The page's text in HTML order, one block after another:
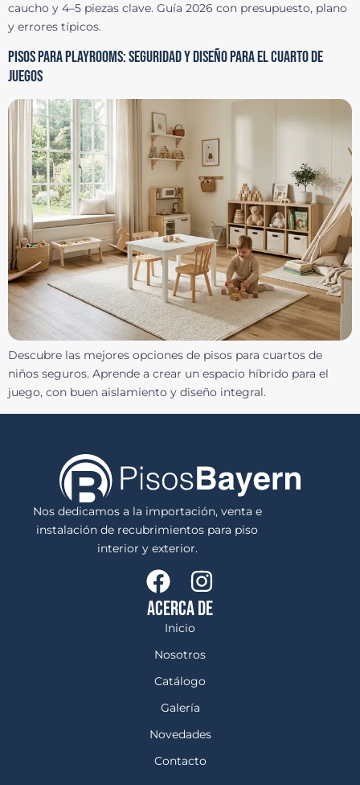
caucho y 4–5 piezas clave. Guía 2026 con presupuesto, plano
y errores típicos.
PISOS PARA PLAYROOMS: SEGURIDAD Y DISEÑO PARA EL CUARTO DE
JUEGOS
Descubre las mejores opciones de pisos para cuartos de
niños seguros. Aprende a crear un espacio híbrido para el
juego, con buen aislamiento y diseño integral.
Nos dedicamos a la importación, venta e
instalación de recubrimientos para piso
interior y exterior.
ACERCA DE
Inicio
Nosotros
Catálogo
Galería
Novedades
Contacto